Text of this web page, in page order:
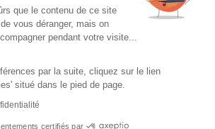
à 16h30 & le
que le contenu de ce site
vous déranger, mais on
pendant votre visite...
par la suite, cliquez sur le lien
situé dans le pied de page.
certifiés par